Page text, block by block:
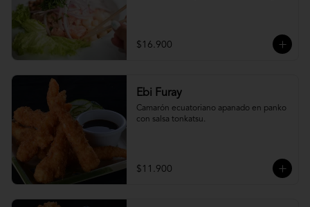
$16.900
Ebi Furay
Camarón ecuatoriano apanado en panko
con salsa tonkatsu.
$11.900